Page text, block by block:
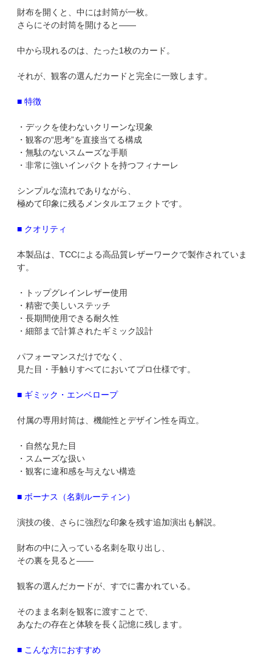
財布を開くと、中には封筒が一枚。
さらにその封筒を開けると――
中から現れるのは、たった1枚のカード。
それが、観客の選んだカードと完全に一致します。
■ 特徴
・デックを使わないクリーンな現象
・観客の“思考”を直接当てる構成
・無駄のないスムーズな手順
・非常に強いインパクトを持つフィナーレ
シンプルな流れでありながら、
極めて印象に残るメンタルエフェクトです。
■ クオリティ
本製品は、TCCによる高品質レザーワークで製作されていま
す。
・トップグレインレザー使用
・精密で美しいステッチ
・長期間使用できる耐久性
・細部まで計算されたギミック設計
パフォーマンスだけでなく、
見た目・手触りすべてにおいてプロ仕様です。
■ ギミック・エンベロープ
付属の専用封筒は、機能性とデザイン性を両立。
・自然な見た目
・スムーズな扱い
・観客に違和感を与えない構造
■ ボーナス（名刺ルーティン）
演技の後、さらに強烈な印象を残す追加演出も解説。
財布の中に入っている名刺を取り出し、
その裏を見ると――
観客の選んだカードが、すでに書かれている。
そのまま名刺を観客に渡すことで、
あなたの存在と体験を長く記憶に残します。
■ こんな方におすすめ